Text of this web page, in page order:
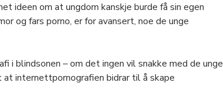
ideen om at ungdom kanskje burde få sin egen
og fars porno, er for avansert, noe de unge
i blindsonen – om det ingen vil snakke med de unge
at internettpornografien bidrar til å skape